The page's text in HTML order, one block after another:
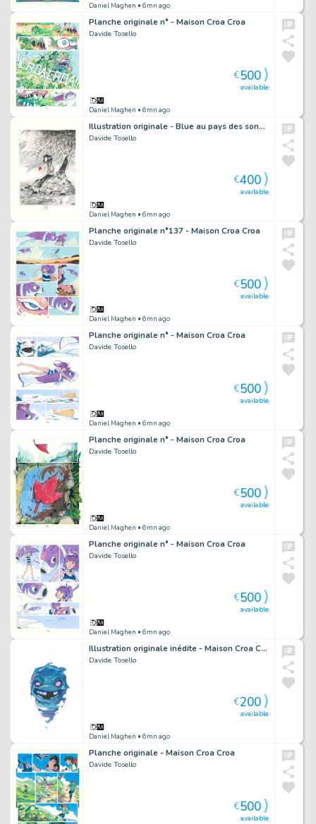
Daniel Maghen • 6mn ago
Planche originale n° - Maison Croa Croa
Davide Tosello
Daniel Maghen • 6mn ago
available
€500
Illustration originale - Blue au pays des songes
Davide Tosello
Daniel Maghen • 6mn ago
available
€400
Planche originale n°137 - Maison Croa Croa
Davide Tosello
Daniel Maghen • 6mn ago
available
€500
Planche originale n° - Maison Croa Croa
Davide Tosello
Daniel Maghen • 6mn ago
available
€500
Planche originale n° - Maison Croa Croa
Davide Tosello
Daniel Maghen • 6mn ago
available
€500
Planche originale n° - Maison Croa Croa
Davide Tosello
Daniel Maghen • 6mn ago
available
€500
Illustration originale inédite - Maison Croa Croa
Davide Tosello
Daniel Maghen • 6mn ago
available
€200
Planche originale - Maison Croa Croa
Davide Tosello
available
€500